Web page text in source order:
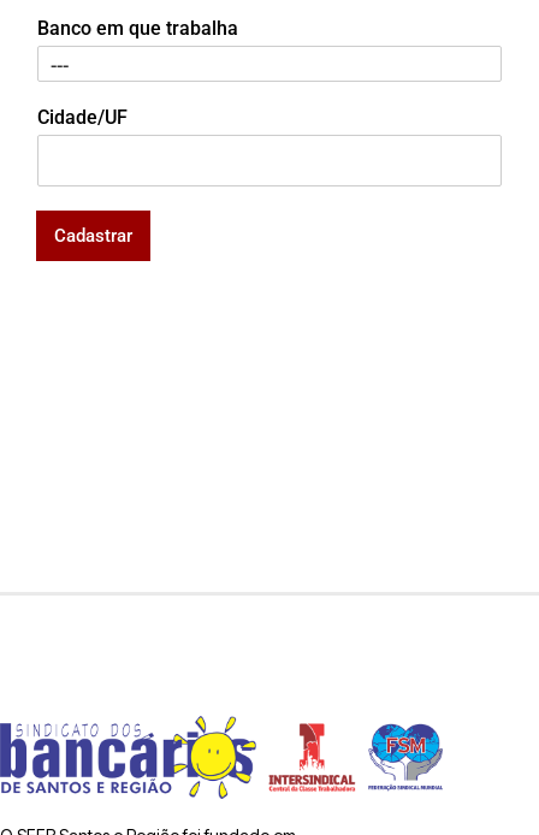
Banco em que trabalha
Cidade/UF
Cadastrar